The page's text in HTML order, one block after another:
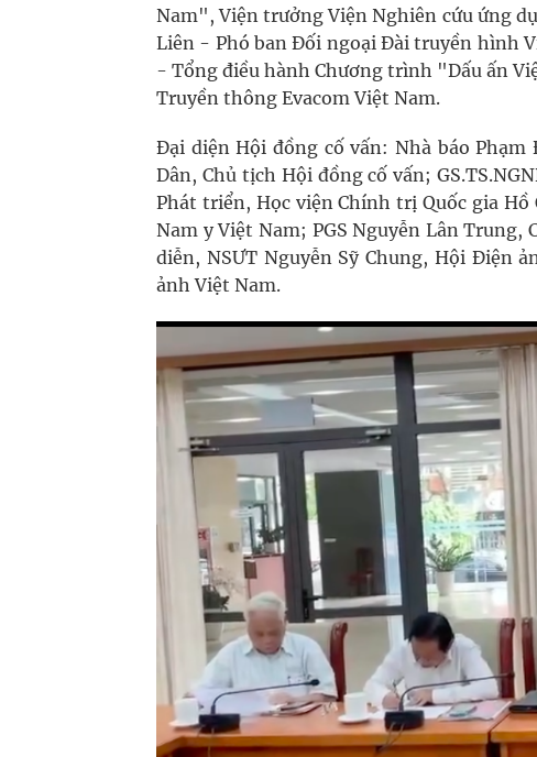
Nam", Viện trưởng Viện Nghiên cứu ứng
Liên - Phó ban Đối ngoại Đài truyền hình
- Tổng điều hành Chương trình "Dấu ấn
Truyền thông Evacom Việt Nam.
Đại diện Hội đồng cố vấn: Nhà báo
Dân, Chủ tịch Hội đồng cố vấn;
Phát triển, Học viện Chính trị Quốc gia
Nam y Việt Nam; PGS Nguyễn Lân
diễn, NSƯT Nguyễn Sỹ Chung, Hội Điện
ảnh Việt Nam.